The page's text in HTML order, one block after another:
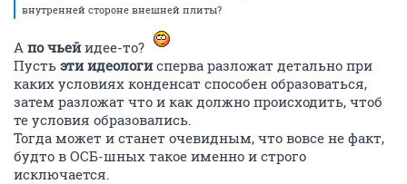
внутренней стороне внешней плиты?
А по чьейидее-то?
Пусть эти идеологисперва разложат детально при
каких условиях конденсат способен образоваться,
затем разложат что и как должно происходить, чтоб
те условия образовались.
Тогда может и станет очевидным, что вовсе не факт,
будто в ОСБ-шных такое именно и строго
исключается.